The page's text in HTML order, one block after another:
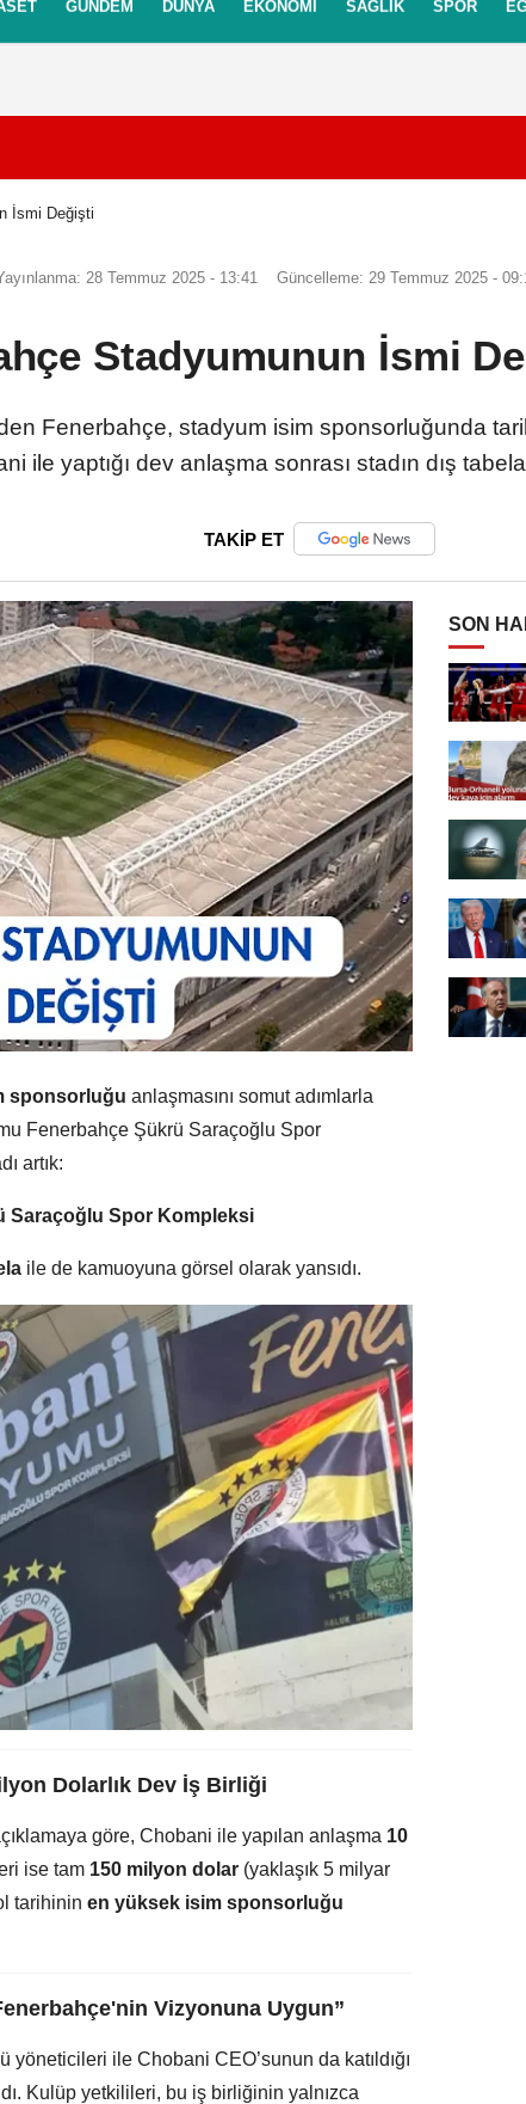
GÜNDEM DÜNYA EKONOMI SAĞLIK SPOR
İsmi Değişti
28 Temmuz 2025 - 13:41 Güncelleme: 29 Temmuz 2025 -
Stadyumunun İsmi
Fenerbahçe, stadyum isim sponsorluğunda
ile yaptığı dev anlaşma sonrası stadın dış
TAKİP ET
sponsorluğu anlaşmasını somut adımlarla
Fenerbahçe Şükrü Saraçoğlu Spor
artık:
Saraçoğlu Spor Kompleksi
ile de kamuoyuna görsel olarak yansıdı.
Dolarlık Dev İş Birliği
göre, Chobani ile yapılan anlaşma 10
ise tam 150 milyon dolar (yaklaşık 5 milyar
tarihinin en yüksek isim sponsorluğu
Vizyonuna Uygun”
ile Chobani CEO’sunun da katıldığı
Kulüp yetkilileri, bu iş birliğinin yalnızca
SON